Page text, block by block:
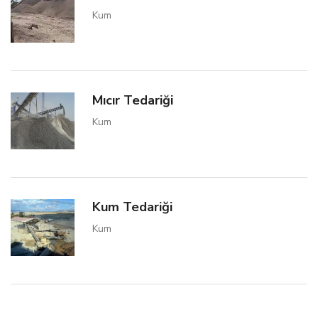
Kum
Mıcır Tedariği
Kum
Kum Tedariği
Kum